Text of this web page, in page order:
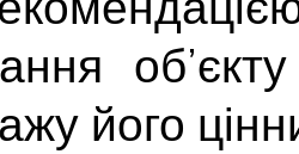
його